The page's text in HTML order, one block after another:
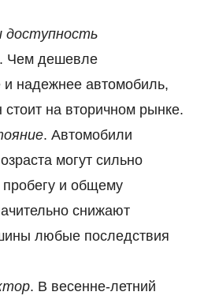
доступность
. Чем дешевле
надежнее автомобиль,
на вторичном рынке.
. Автомобили
могут сильно
пробегу и общему
снижают
любые последствия
. В весенне-летний